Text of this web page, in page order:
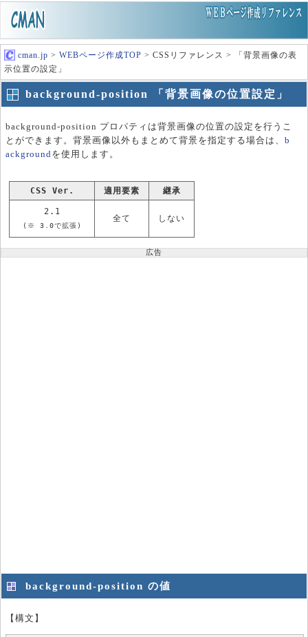
cman.jp > WEBページ作成TOP > CSSリファレンス > 「背景画像の表
示位置の設定」
background-position 「背景画像の位置設定」
background-position プロパティは背景画像の位置の設定を行うこ
とができます。背景画像以外もまとめて背景を指定する場合は、 b
ackgroundを使用します。
CSS Ver. 適用要素 継承
2.1
(※ 3.0で拡張)
全て しない
広告
background-position の値
【構文】